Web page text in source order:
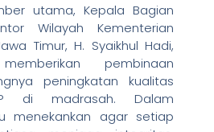
utama, Kepala Bagian
Wilayah Kementerian
Timur, H. Syaikhul Hadi,
pembinaan
peningkatan kualitas
di madrasah. Dalam
menekankan agar setiap